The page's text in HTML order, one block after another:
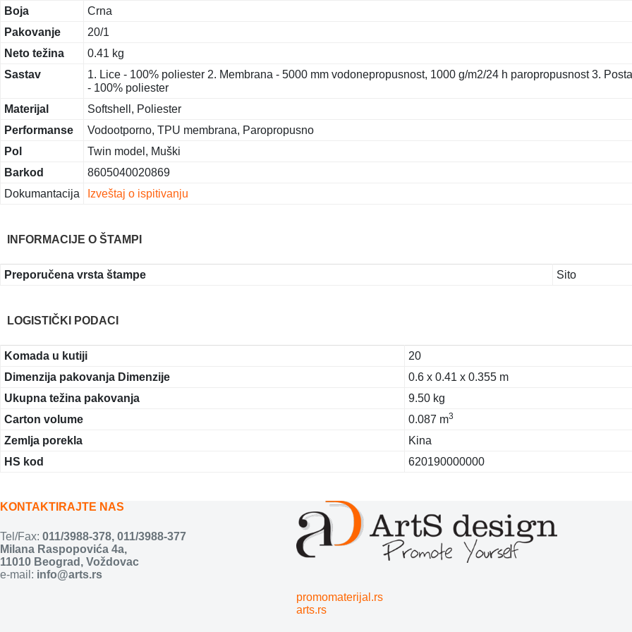
Boja
Crna
Pakovanje
20/1
Neto težina
0.41 kg
Sastav
1. Lice - 100% poliester 2. Membrana - 5000 mm vodonepropusnost, 1000 g/m2/24 h paropropusnost 3.
- 100% poliester
Materijal
Softshell, Poliester
Performanse
Vodootporno, TPU membrana, Paropropusno
Pol
Twin model, Muški
Barkod
8605040020869
Dokumantacija
Izveštaj o ispitivanju
INFORMACIJE O ŠTAMPI
Preporučena vrsta štampe Sito
LOGISTIČKI PODACI
Komada u kutiji
20
Dimenzija pakovanja Dimenzije
0.6 x 0.41 x 0.355 m
Ukupna težina pakovanja
9.50 kg
Carton volume
0.087 m3
Zemlja porekla
Kina
HS kod
620190000000
KONTAKTIRAJTE NAS
Tel/Fax: 011/3988-378, 011/3988-377
Milana Raspopovića 4a,
11010 Beograd, Voždovac
e-mail: info@arts.rs
promomaterijal.rs
arts.rs